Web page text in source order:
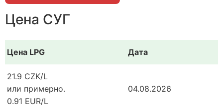
Цена СУГ
Цена LPG Дата
21.9 CZK/L
или примерно.
0.91 EUR/L
04.08.2026